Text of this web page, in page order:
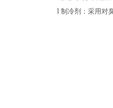
l制冷剂：采用